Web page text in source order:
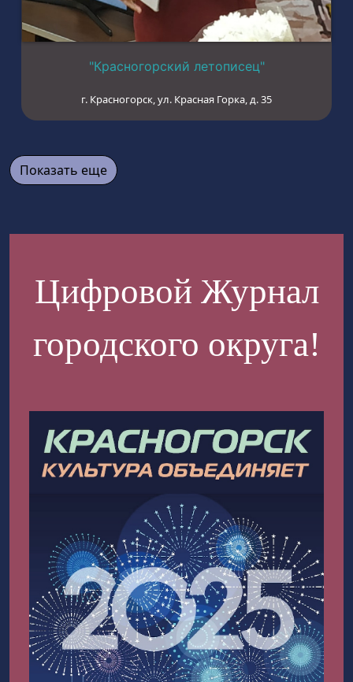
"Красногорский летописец"
г. Красногорск, ул. Красная Горка, д. 35
Показать еще
Цифровой Журнал
городского округа!